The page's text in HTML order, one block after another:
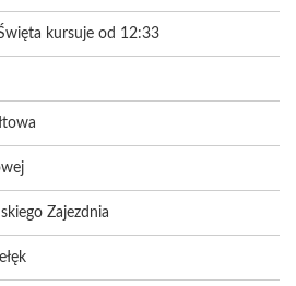
kursuje od 12:33
Zajezdnia